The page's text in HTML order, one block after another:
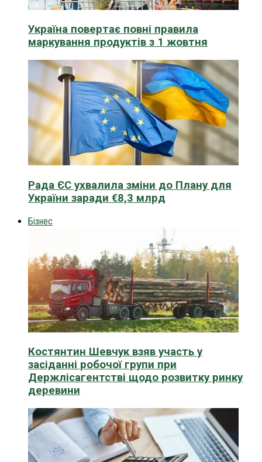
Україна повертає повні правила
маркування продуктів з 1 жовтня
Рада ЄС ухвалила зміни до Плану для
України заради €8,3 млрд
Бізнес
Костянтин Шевчук взяв участь у
засіданні робочої групи при
Держлісагентстві щодо розвитку ринку
деревини